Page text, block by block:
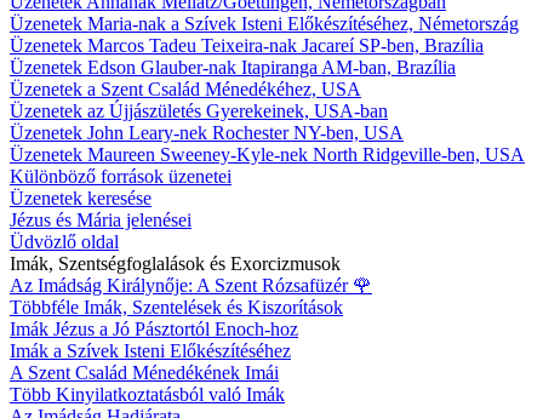
Üzenetek Maria-nak a Szívek Isteni Előkészítéséhez, Németország
Üzenetek Marcos Tadeu Teixeira-nak Jacareí SP-ben, Brazília
Üzenetek Edson Glauber-nak Itapiranga AM-ban, Brazília
Üzenetek a Szent Család Ménedékéhez, USA
Üzenetek az Újjászületés Gyerekeinek, USA-ban
Üzenetek John Leary-nek Rochester NY-ben, USA
Üzenetek Maureen Sweeney-Kyle-nek North Ridgeville-ben, USA
Különböző források üzenetei
Üzenetek keresése
Jézus és Mária jelenései
Üdvözlő oldal
Imák, Szentségfoglalások és Exorcizmusok
Az Imádság Királynője: A Szent Rózsafüzér 🌹
Többféle Imák, Szentelések és Kiszorítások
Imák Jézus a Jó Pásztortól Enoch-hoz
Imák a Szívek Isteni Előkészítéséhez
A Szent Család Ménedékének Imái
Több Kinyilatkoztatásból való Imák